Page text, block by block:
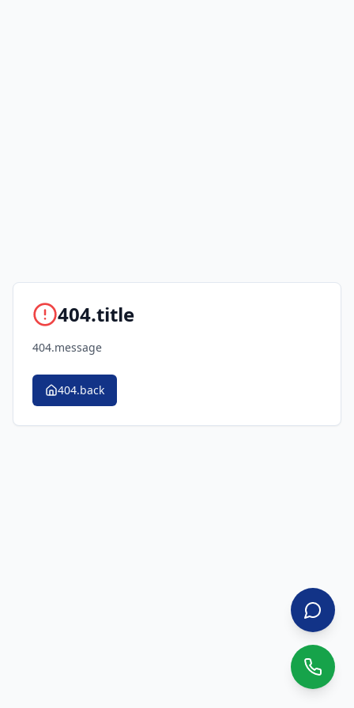
404.title
404.message
404.back